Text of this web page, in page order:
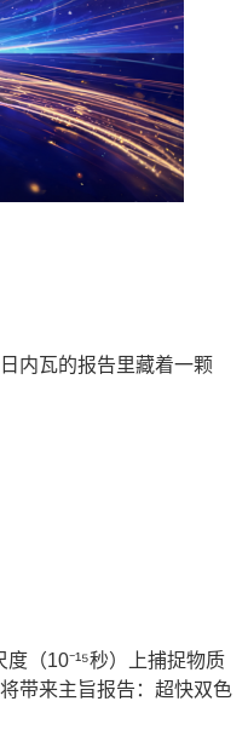
内瓦的报告里藏着一颗
（10⁻¹⁵秒）上捕捉物质
带来主旨报告：超快双色